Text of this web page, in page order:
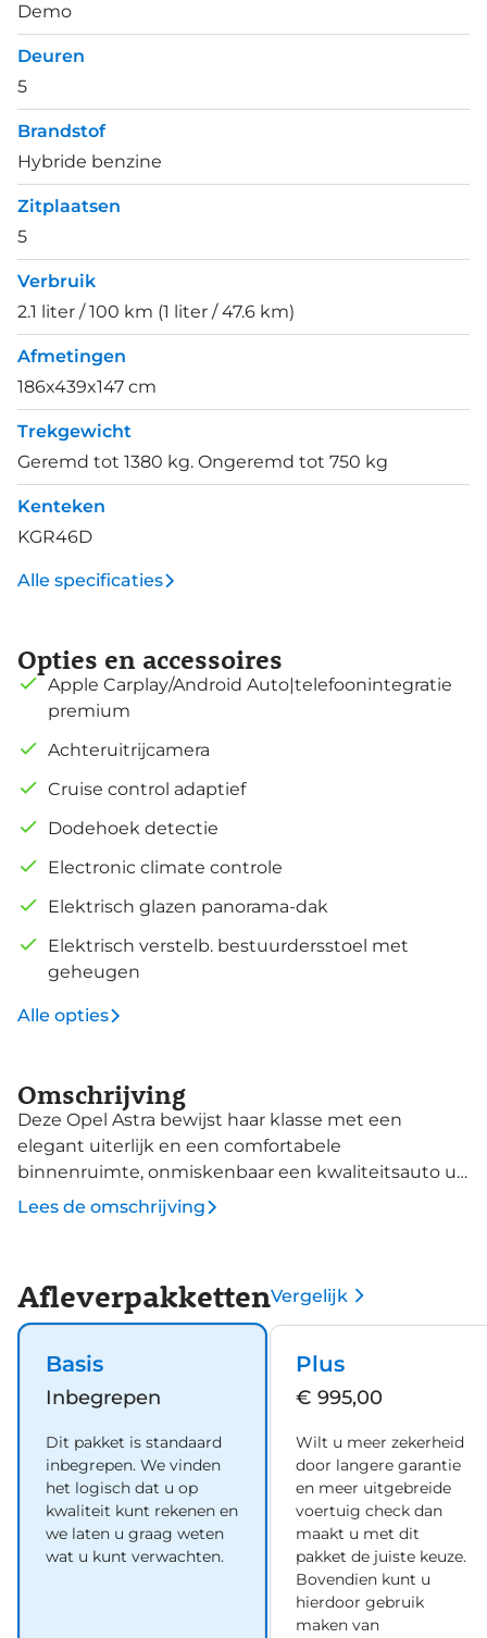
Demo
Deuren
5
Brandstof
Hybride benzine
Zitplaatsen
5
Verbruik
2.1 liter / 100 km (1 liter / 47.6 km)
Afmetingen
186x439x147 cm
Trekgewicht
Geremd tot 1380 kg. Ongeremd tot 750 kg
Kenteken
KGR46D
Alle specificaties
Opties en accessoires
Apple Carplay/Android Auto|telefoonintegratie
premium
Achteruitrijcamera
Cruise control adaptief
Dodehoek detectie
Electronic climate controle
Elektrisch glazen panorama-dak
Elektrisch verstelb. bestuurdersstoel met
geheugen
Alle opties
Omschrijving
Deze Opel Astra bewijst haar klasse met een
elegant uiterlijk en een comfortabele
binnenruimte, onmiskenbaar een kwaliteitsauto uit
Duitsland. Op de teller van deze auto staat slechts
brandstofverbruik. Ga samen met uw bijrijder lekker
zitten in de verwarmbare voorstoelen en laat jullie
bloedsomloop stimuleren door de massagefunctie.
fraaie sportstoelen. Qua licht en ruimtelijk gevoel zit
het helemaal goed met het elektrisch bediende
panoramadak. Opwarmen in koude dagen? Pak het
verwarmd stuurwiel met beide handen aan! Met
matrix LED-verlichting rijdt u eigenlijk altijd met
groot licht, dus maximaal zicht. Toch is verblinden
er niet bij, want het systeem regelt de verlichting
zo dat tegenliggers er geen last van hebben. De
uitmonstering van deze auto wordt gecompleteerd
Lees de omschrijving
AfleverpakkettenVergelijk
Basis
Inbegrepen
Dit pakket is standaard
inbegrepen. We vinden
het logisch dat u op
kwaliteit kunt rekenen en
we laten u graag weten
wat u kunt verwachten.
Plus
€ 995,00
Wilt u meer zekerheid
door langere garantie
en meer uitgebreide
voertuig check dan
maakt u met dit
pakket de juiste keuze.
Bovendien kunt u
hierdoor gebruik
maken van